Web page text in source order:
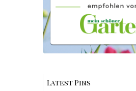
Latest Pins